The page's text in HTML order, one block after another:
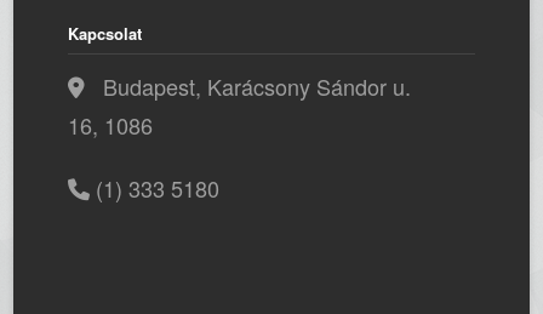
Kapcsolat
Budapest, Karácsony Sándor u.
16, 1086
(1) 333 5180